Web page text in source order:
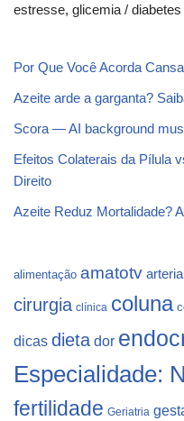
estresse, glicemia /
Por Que Você Acorda
Azeite arde a garganta?
Scora — AI background
Efeitos Colaterais da Pílula
Direito
Azeite Reduz Mortalidade?
alimentação amatotv arterial
cirurgia clínica coluna
dicas dieta dor
Especialidade:
fertilidade Geriatria